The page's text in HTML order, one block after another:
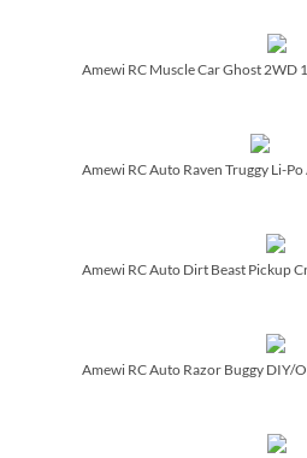
Amewi RC Muscle Car Ghost 2WD
Amewi RC Auto Raven Truggy Li-
Amewi RC Auto Dirt Beast Pickup
Amewi RC Auto Razor Buggy DIY/­